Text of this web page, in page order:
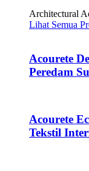
Architectural
Lihat Semua
Acourete
Peredam
Acourete
Tekstil